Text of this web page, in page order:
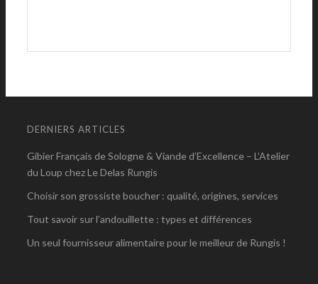
DERNIERS ARTICLES
Gibier Français de Sologne & Viande d’Excellence – L’Atelier
du Loup chez Le Delas Rungis
Choisir son grossiste boucher : qualité, origines, services
Tout savoir sur l’andouillette : types et différences
Un seul fournisseur alimentaire pour le meilleur de Rungis !